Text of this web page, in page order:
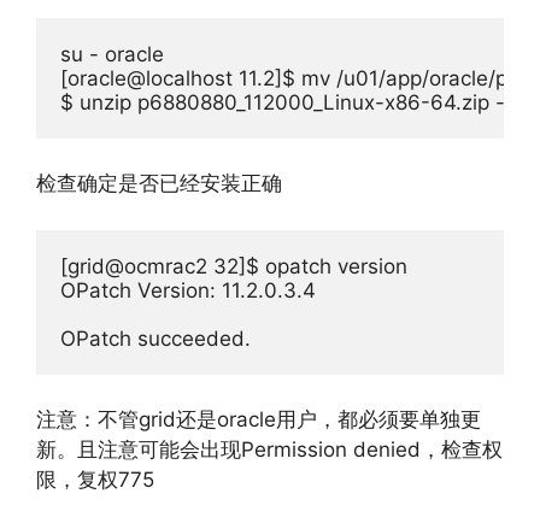
su - oracle
[oracle@localhost 11.2]$ mv /u01/app/oracle/
$ unzip p6880880_112000_Linux-x86-64.zip -d
检查确定是否已经安装正确
[grid@ocmrac2 32]$ opatch version
OPatch Version: 11.2.0.3.4
OPatch succeeded.
注意：不管grid还是oracle用户，都必须要单独更
新。且注意可能会出现Permission denied，检查权
限，复权775